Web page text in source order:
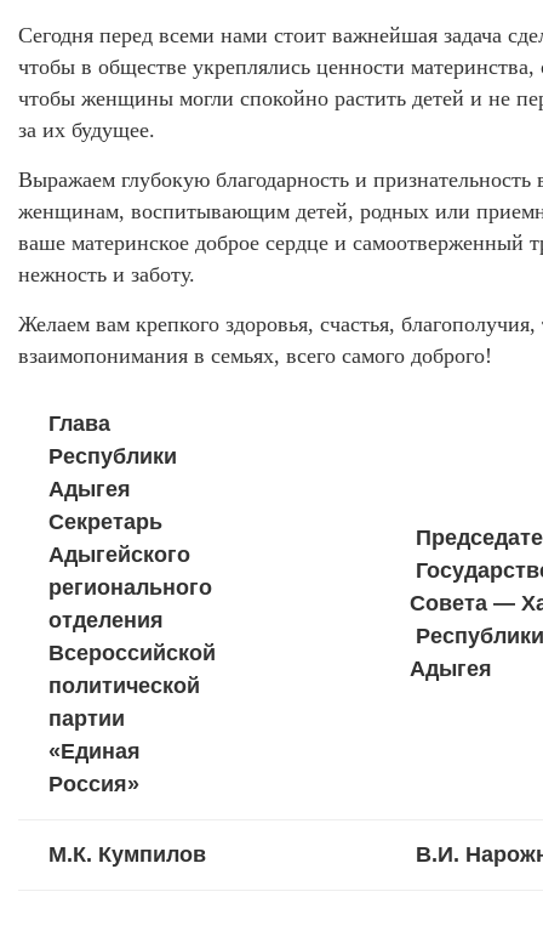
Сегодня перед всеми нами стоит важнейшая задача
чтобы в обществе укреплялись ценности материнства,
чтобы женщины могли спокойно растить детей и не
за их будущее.
Выражаем глубокую благодарность и признательность
женщинам, воспитывающим детей, родных или
ваше материнское доброе сердце и самоотверженный
нежность и заботу.
Желаем вам крепкого здоровья, счастья, благополучия,
взаимопонимания в семьях, всего самого доброго!
Глава
Республики
Адыгея
Секретарь
Адыгейского
регионального
отделения
Всероссийской
политической
партии
«Единая
Россия»
Совета —
Республики
Адыгея
М.К. Кумпилов В.И.